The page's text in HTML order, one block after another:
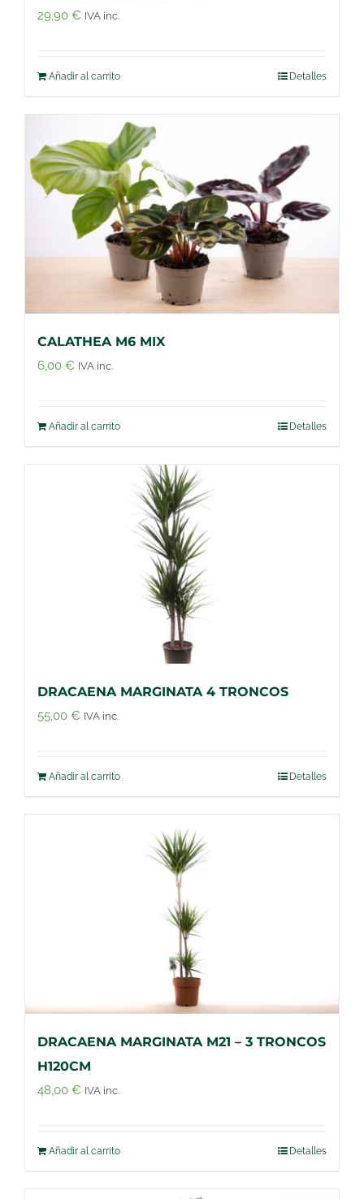
29,90 € IVA inc.
Añadir al carrito Detalles
CALATHEA M6 MIX
6,00 € IVA inc.
Añadir al carrito Detalles
DRACAENA MARGINATA 4 TRONCOS
55,00 € IVA inc.
Añadir al carrito Detalles
DRACAENA MARGINATA M21 – 3 TRONCOS
H120CM
48,00 € IVA inc.
Añadir al carrito Detalles